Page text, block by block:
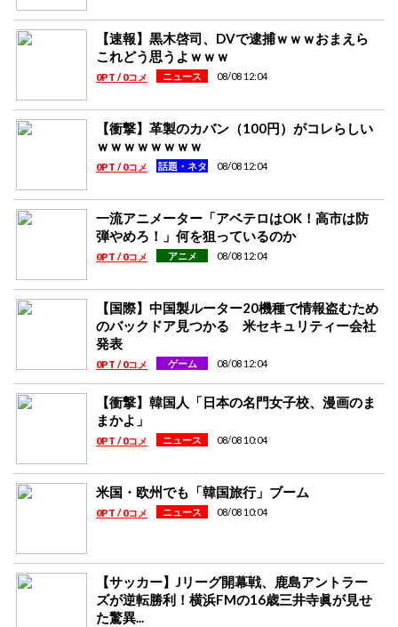
【速報】黒木啓司、DVで逮捕ｗｗｗおまえら
これどう思うよｗｗｗ
0PT / 0コメ ニュース 08/08 12:04
【衝撃】革製のカバン（100円）がコレらしい
ｗｗｗｗｗｗｗｗ
0PT / 0コメ 話題・ネタ 08/08 12:04
一流アニメーター「アベテロはOK！高市は防
弾やめろ！」何を狙っているのか
0PT / 0コメ アニメ 08/08 12:04
【国際】中国製ルーター20機種で情報盗むため
のバックドア見つかる 米セキュリティー会社
発表
0PT / 0コメ ゲーム 08/08 12:04
【衝撃】韓国人「日本の名門女子校、漫画のま
まかよ」
0PT / 0コメ ニュース 08/08 10:04
米国・欧州でも「韓国旅行」ブーム
0PT / 0コメ ニュース 08/08 10:04
【サッカー】Jリーグ開幕戦、鹿島アントラー
ズが逆転勝利！横浜FMの16歳三井寺眞が見せ
た驚異...